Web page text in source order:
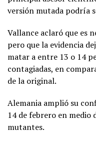
versión mutada podría
Vallance aclaró que es
pero que la evidencia
matar a entre 13 o 14
contagiadas, en
de la original.
Alemania amplió su
14 de febrero en medio
mutantes.